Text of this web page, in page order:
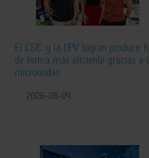
El CSIC y la UPV logran producir
de forma más eficiente gracias a
microondas
2026-08-04